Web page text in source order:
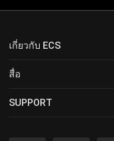
เกี่ยวกับ ECS
สื่อ
SUPPORT